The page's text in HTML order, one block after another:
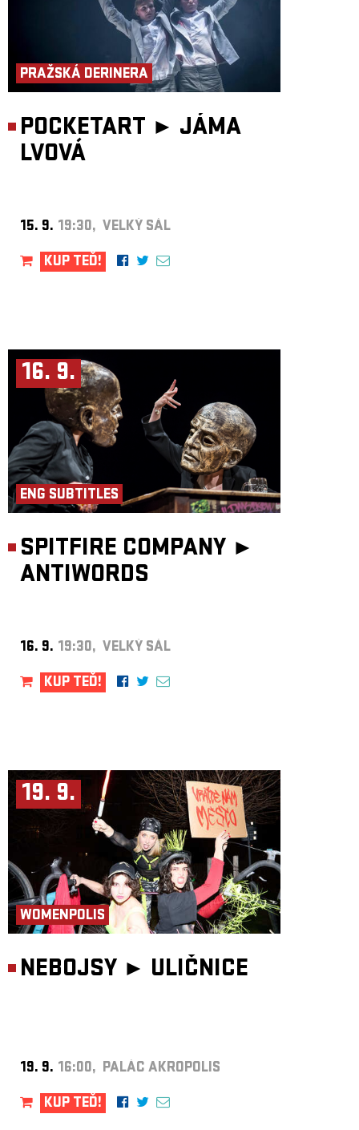
PRAŽSKÁ DERINERA
POCKETART ► JÁMA
LVOVÁ
15. 9. 19:30, VELKÝ SÁL
KUP TEĎ!
16. 9.
ENG SUBTITLES
SPITFIRE COMPANY ►
ANTIWORDS
16. 9. 19:30, VELKÝ SÁL
KUP TEĎ!
19. 9.
WOMENPOLIS
NEBOJSY ► ULIČNICE
19. 9. 16:00, PALÁC AKROPOLIS
KUP TEĎ!